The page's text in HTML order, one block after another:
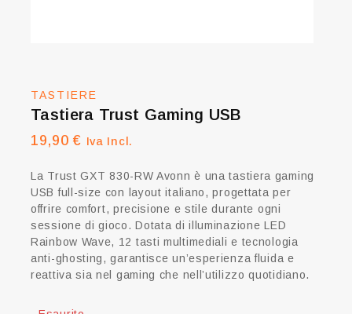
TASTIERE
Tastiera Trust Gaming USB
19,90€ Iva Incl.
La Trust GXT 830-RW Avonn è una tastiera gaming
USB full-size con layout italiano, progettata per
offrire comfort, precisione e stile durante ogni
sessione di gioco. Dotata di illuminazione LED
Rainbow Wave, 12 tasti multimediali e tecnologia
anti-ghosting, garantisce un’esperienza fluida e
reattiva sia nel gaming che nell’utilizzo quotidiano.